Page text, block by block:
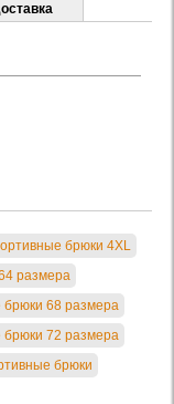
брюки 4XL
размера
68 размера
72 размера
брюки